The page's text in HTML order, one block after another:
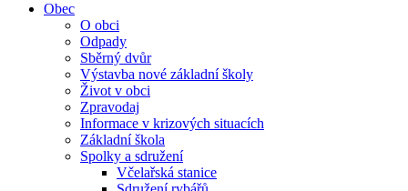
Obec
O obci
Odpady
Sběrný dvůr
Výstavba nové základní školy
Život v obci
Zpravodaj
Informace v krizových situacích
Základní škola
Spolky a sdružení
Včelařská stanice